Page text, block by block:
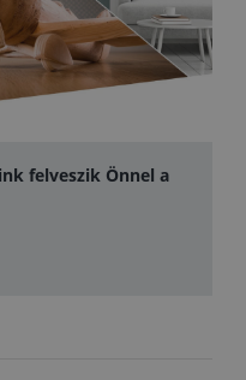
felveszik Önnel a